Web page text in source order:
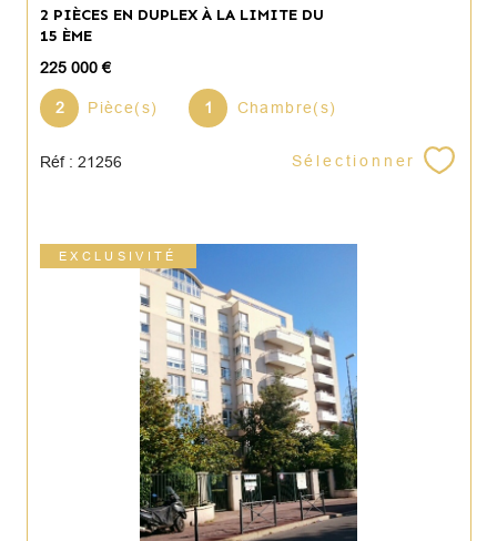
2 PIÈCES EN DUPLEX À LA LIMITE DU
15 ÈME
225 000 €
2 Pièce(s) 1 Chambre(s)
Réf : 21256 Sélectionner
EXCLUSIVITÉ